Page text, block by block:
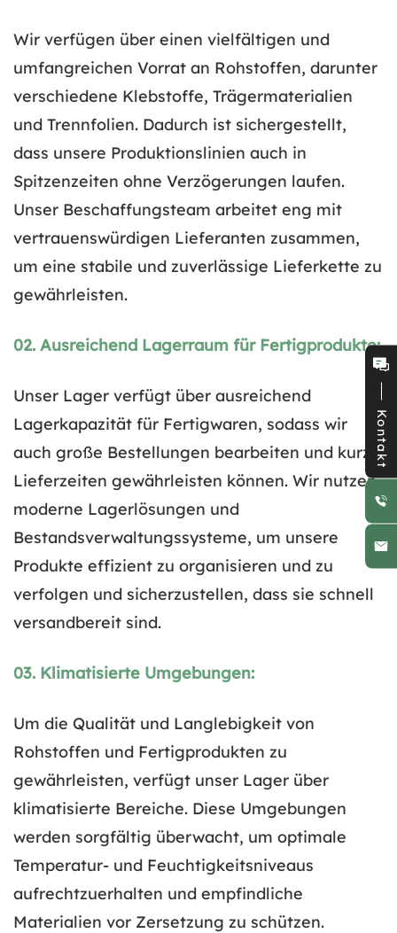
Wir verfügen über einen vielfältigen und
umfangreichen Vorrat an Rohstoffen, darunter
verschiedene Klebstoffe, Trägermaterialien
und Trennfolien. Dadurch ist sichergestellt,
dass unsere Produktionslinien auch in
Spitzenzeiten ohne Verzögerungen laufen.
Unser Beschaffungsteam arbeitet eng mit
vertrauenswürdigen Lieferanten zusammen,
um eine stabile und zuverlässige Lieferkette zu
gewährleisten.
02. Ausreichend Lagerraum für Fertigprodukte:
Unser Lager verfügt über ausreichend
Lagerkapazität für Fertigwaren, sodass wir
auch große Bestellungen bearbeiten und kurze
Lieferzeiten gewährleisten können. Wir nutzen
moderne Lagerlösungen und
Bestandsverwaltungssysteme, um unsere
Produkte effizient zu organisieren und zu
verfolgen und sicherzustellen, dass sie schnell
versandbereit sind.
03. Klimatisierte Umgebungen:
Um die Qualität und Langlebigkeit von
Rohstoffen und Fertigprodukten zu
gewährleisten, verfügt unser Lager über
klimatisierte Bereiche. Diese Umgebungen
werden sorgfältig überwacht, um optimale
Temperatur- und Feuchtigkeitsniveaus
aufrechtzuerhalten und empfindliche
Materialien vor Zersetzung zu schützen.
Kontakt